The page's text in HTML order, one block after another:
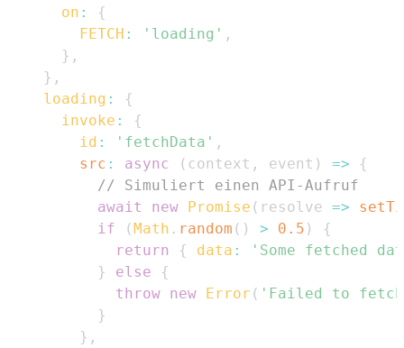
on :
{
FETCH : 'loading' ,
} ,
} ,
loading :
{
invoke :
{
id : 'fetchData' ,
src : async ( context , event ) =>
{
// Simuliert einen API-Aufruf
await
new Promise ( resolve =>
if
(Math . random ( ) > 0.5 )
{
return
{ data :
'Some fetched
}
else
{
throw new Error ( 'Failed to
}
} ,